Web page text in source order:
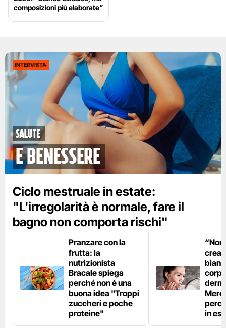
composizioni più elaborate”
INTERVISTA
Salute
e benessere
Ciclo mestruale in estate:
"L'irregolarità è normale, fare il
bagno non comporta rischi"
Pranzare con la
frutta: la
nutrizionista
Bracale spiega
perché non è una
buona idea "Troppi
zuccheri e poche
proteine"
“Non
in